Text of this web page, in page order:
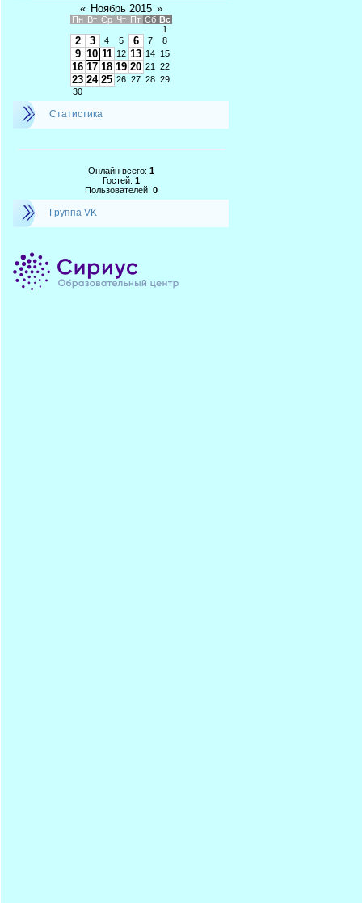
« Ноябрь 2015 »
Пн Вт Ср Чт Пт Сб Вс
1
2 3 4 5 6 7 8
9 10 11 12 13 14 15
16 17 18 19 20 21 22
23 24 25 26 27 28 29
30
Статистика
Онлайн всего: 1
Гостей: 1
Пользователей: 0
Группа VK